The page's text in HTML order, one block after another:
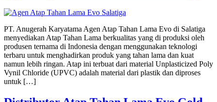
PT. Anugerah Karyatama Agen Atap Tahan Lama Evo di Salatiga
menyediakan Atap Tahan Lama berkualitas yang di produksi oleh
produsen ternama di Indonesia dengan menggunakan teknologi
terbaru untuk menghadirkan produk yang tahan lama dan kuat
namun lebih ringan. Atap ini terbuat dari material Unplasticized Poly
Vynil Chloride (UPVC) adalah material dari plastik dan diproses
untuk […]